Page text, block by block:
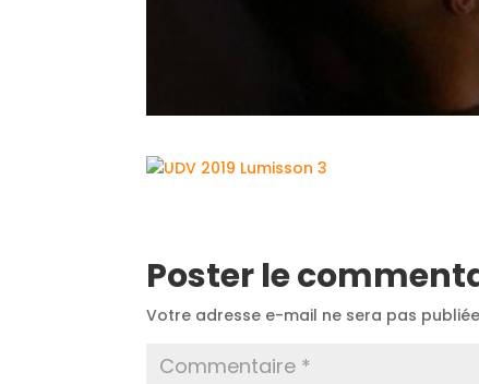
Poster le
Votre adresse e-mail ne sera pas